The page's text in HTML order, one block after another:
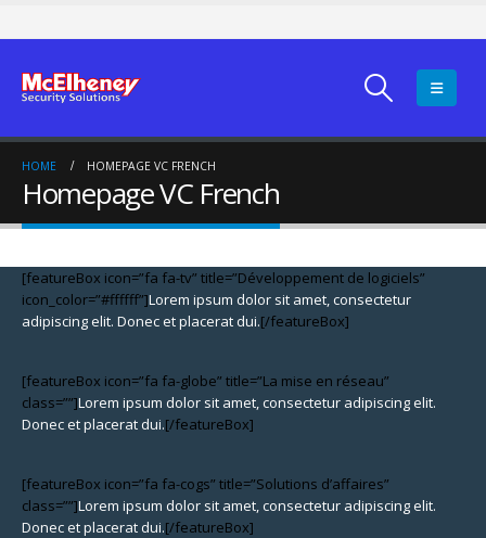
HOME HOMEPAGE VC FRENCH
Homepage VC French
[featureBox icon=”fa fa-tv” title=”Développement de logiciels”
icon_color=”#ffffff”]Lorem ipsum dolor sit amet, consectetur
adipiscing elit. Donec et placerat dui.[/featureBox]
[featureBox icon=”fa fa-globe” title=”La mise en réseau”
class=””]Lorem ipsum dolor sit amet, consectetur adipiscing elit.
Donec et placerat dui.[/featureBox]
[featureBox icon=”fa fa-cogs” title=”Solutions d’affaires”
class=””]Lorem ipsum dolor sit amet, consectetur adipiscing elit.
Donec et placerat dui.[/featureBox]